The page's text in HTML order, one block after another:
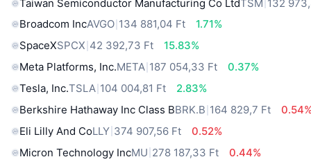
Taiwan Semiconductor Manufacturing Co LtdTSM 132
Broadcom IncAVGO 134 881,04 Ft
1.71%
SpaceXSPCX 42 392,73 Ft
15.83%
Meta Platforms, Inc.META 187 054,33 Ft
0.37%
Tesla, Inc.TSLA 104 004,81 Ft
2.83%
Berkshire Hathaway Inc Class BBRK.B 164 829,7 Ft
Eli Lilly And CoLLY 374 907,56 Ft
0.52%
Micron Technology IncMU 278 187,33 Ft
0.44%